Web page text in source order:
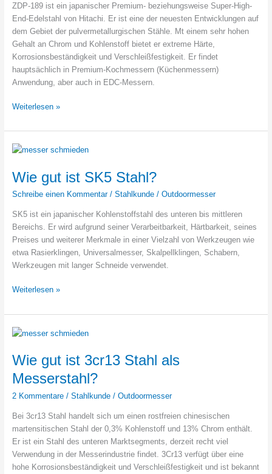
ZDP-189 ist ein japanischer Premium- beziehungsweise Super-High-
End-Edelstahl von Hitachi. Er ist eine der neuesten Entwicklungen auf
dem Gebiet der pulvermetallurgischen Stähle. Mt einem sehr hohen
Gehalt an Chrom und Kohlenstoff bietet er extreme Härte,
Korrosionsbeständigkeit und Verschleißfestigkeit. Er findet
hauptsächlich in Premium-Kochmessern (Küchenmessern)
Anwendung, aber auch in EDC-Messern.
Wie
ist
ZDP-
Weiterlesen »
Wie gut ist SK5 Stahl?
Schreibe einen Kommentar / Stahlkunde/ Outdoormesser
SK5 ist ein japanischer Kohlenstoffstahl des unteren bis mittleren
Bereichs. Er wird aufgrund seiner Verarbeitbarkeit, Härtbarkeit, seines
Preises und weiterer Merkmale in einer Vielzahl von Werkzeugen wie
etwa Rasierklingen, Universalmesser, Skalpellklingen, Schabern,
Werkzeugen mit langer Schneide verwendet.
Wie
ist
SK5
Weiterlesen »
Wie gut ist 3cr13 Stahl als
Messerstahl?
2 Kommentare / Stahlkunde/ Outdoormesser
Bei 3cr13 Stahl handelt sich um einen rostfreien chinesischen
martensitischen Stahl der 0,3% Kohlenstoff und 13% Chrom enthält.
Er ist ein Stahl des unteren Marktsegments, derzeit recht viel
Verwendung in der Messerindustrie findet. 3Cr13 verfügt über eine
hohe Korrosionsbeständigkeit und Verschleißfestigkeit und ist bekannt